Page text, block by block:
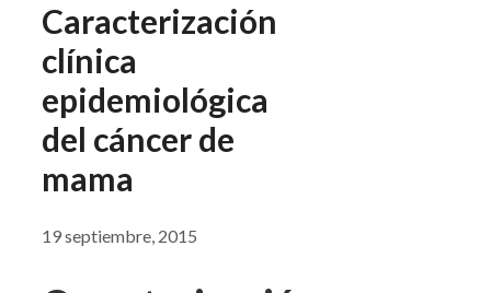
Caracterización
clínica
epidemiológica
del cáncer de
mama
19 septiembre, 2015